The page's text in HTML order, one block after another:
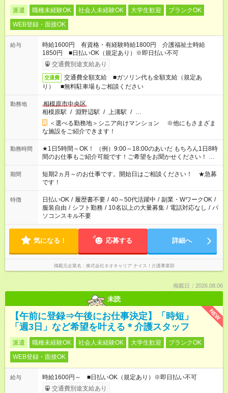
派遣 職種未経験OK 社会人未経験OK 大学生歓迎
ブランクOK
WEB登録・面接OK
給与
時給1600円 有資格・有経験時給1800円 介護福祉士時給
1850円 ■日払いOK（規定あり）※即日払い不可
交通費別途支給あり
交通費
交通費全額支給 ■ガソリン代も全額支給（規定あ
り） ■無料駐車場もご相談ください
勤務地
相模原市中央区
相模原駅 / 淵野辺駅 / 上溝駅 / …
＜選べる勤務地＞シニア向けマンション ※他にもさまざま
な施設をご紹介できます！
勤務時間
★1日5時間～OK！ （例）9:00～18:00のあいだ もちろん1日8時
間のお仕事もご紹介可能です！ご希望をお聞かせください！ ★
家庭の都合でお休みが必要な場合も遠慮なくご相談ください。
※週最低15時間以上の勤務が必要です
期間
短期2ヵ月～のお仕事です。開始日はご相談ください！ ★急募
です！
特徴 日払いOK / 履歴書不要 / 40～50代活躍中 / 副業・WワークOK /
服装自由 / シフト勤務 / 10名以上の大量募集 / 電話対応なし / パ
ソコンスキル不要
気になる！ 応募する 詳細へ
掲載元企業名 株式会社ネオキャリア ナイス！介護事業部
掲載日：2026.08.06
未読
NEW
【午前に登録⇒午後にお仕事決定】「時短」
「週3日」など希望を叶える＊介護スタッフ
派遣 職種未経験OK 社会人未経験OK 大学生歓迎
ブランクOK
WEB登録・面接OK
給与
時給1600円～ ■日払いOK（規定あり）※即日払い不可
交通費別途支給あり